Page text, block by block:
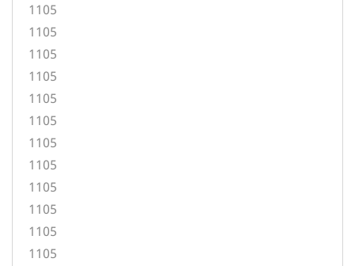
1105
1105
1105
1105
1105
1105
1105
1105
1105
1105
1105
1105